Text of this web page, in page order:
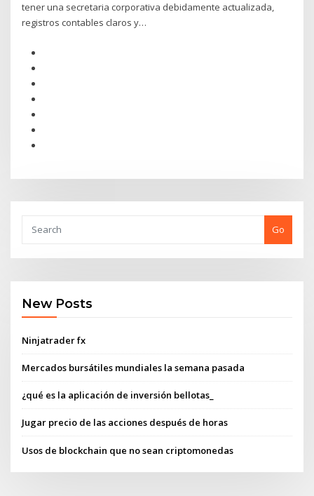
tener una secretaria corporativa debidamente actualizada,
registros contables claros y…
Go
New Posts
Ninjatrader fx
Mercados bursátiles mundiales la semana pasada
¿qué es la aplicación de inversión bellotas_
Jugar precio de las acciones después de horas
Usos de blockchain que no sean criptomonedas